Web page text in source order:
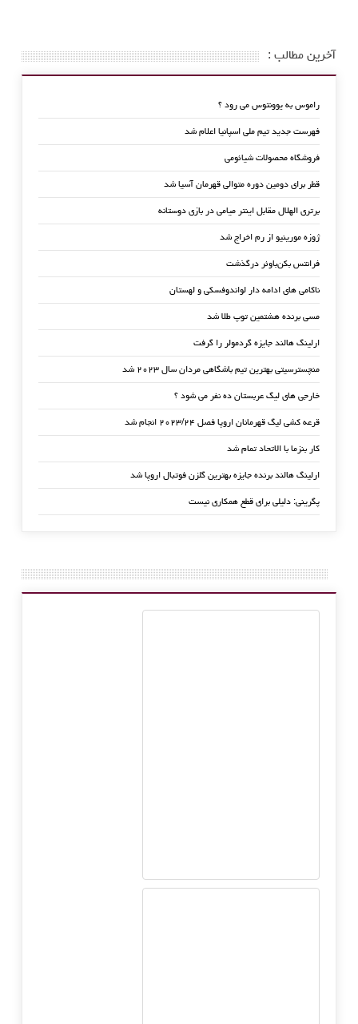
آخرین مطالب :
راموس به یوونتوس می رود ؟
فهرست جدید تیم ملی اسپانیا اعلام شد
فروشگاه محصولات شیائومی
قطر برای دومین دوره متوالی قهرمان آسیا شد
برتری الهلال مقابل اینتر میامی در بازی دوستانه
ژوزه مورینیو از رم اخراج شد
فرانتس بکن‌باوئر درگذشت
ناکامی های ادامه دار لواندوفسکی و لهستان
مسی برنده هشتمین توپ طلا شد
ارلینگ هالند جایزه گردمولر را گرفت
منچسترسیتی بهترین تیم باشگاهی مردان سال ۲۰۲۳ شد
خارجی های لیگ عربستان ده نفر می شود ؟
قرعه کشی لیگ قهرمانان اروپا فصل ۲۰۲۳/۲۴ انجام شد
کار بنزما با الاتحاد تمام شد
ارلینگ هالند برنده جایزه بهترین گلزن فوتبال اروپا شد
پگرینی: دلیلی برای قطع همکاری نیست